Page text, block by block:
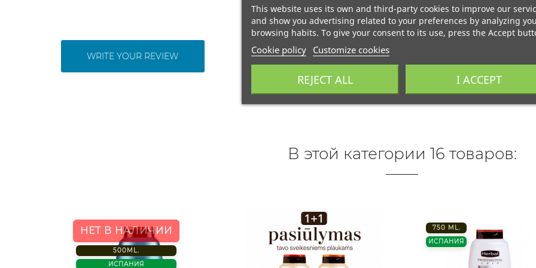
WRITE YOUR REVIEW
В этой категории 16 товаров:
НЕТ В НАЛИЧИИ
500ML.
ИСПАНИЯ
750 ML.
ИСПАНИЯ
This website uses its own and third-party cookies to improve our
and show you advertising related to your preferences by analyzing
browsing habits. To give your consent to its use, press the Accept
Cookie policy Customize cookies
REJECT ALL I ACCEPT